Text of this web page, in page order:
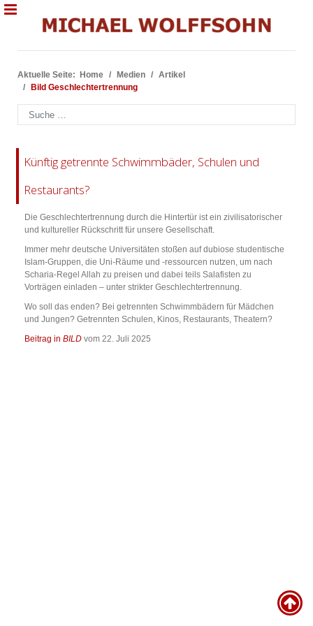
Aktuelle Seite: Home Medien
Artikel
Bild Geschlechtertrennung
Suchen
Künftig getrennte Schwimmbäder, Schulen und
Restaurants?
Die Geschlechtertrennung durch die Hintertür ist ein zivilisatorischer
und kultureller Rückschritt für unsere Gesellschaft.
Immer mehr deutsche Universitäten stoßen auf dubiose studentische
Islam-Gruppen, die Uni-Räume und -ressourcen nutzen, um nach
Scharia-Regel Allah zu preisen und dabei teils Salafisten zu
Vorträgen einladen – unter strikter Geschlechtertrennung.
Wo soll das enden? Bei getrennten Schwimmbädern für Mädchen
und Jungen? Getrennten Schulen, Kinos, Restaurants, Theatern?
Beitrag in BILD vom 22. Juli 2025